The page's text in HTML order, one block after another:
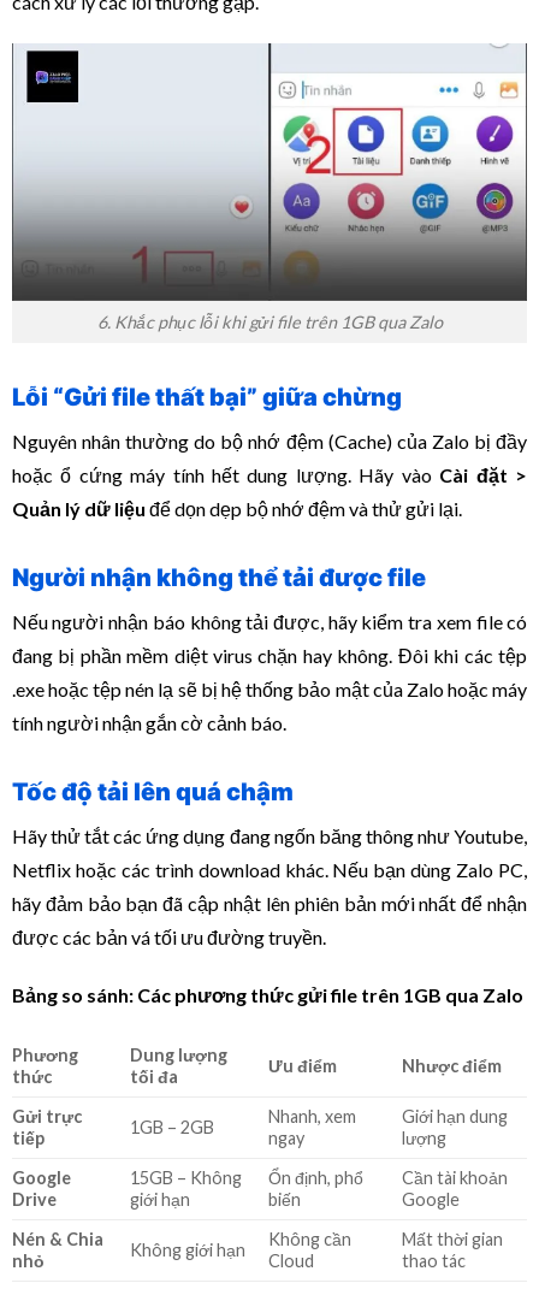
6. Khắc phục lỗi khi gửi file trên 1GB qua Zalo
Lỗi “Gửi file thất bại” giữa chừng
Nguyên nhân thường do bộ nhớ đệm (Cache) của Zalo bị đầy
hoặc ổ cứng máy tính hết dung lượng. Hãy vào Cài đặt >
Quản lý dữ liệu để dọn dẹp bộ nhớ đệm và thử gửi lại.
Người nhận không thể tải được file
Nếu người nhận báo không tải được, hãy kiểm tra xem file có
đang bị phần mềm diệt virus chặn hay không. Đôi khi các tệp
.exehoặc tệp nén lạ sẽ bị hệ thống bảo mật của Zalo hoặc máy
tính người nhận gắn cờ cảnh báo.
Tốc độ tải lên quá chậm
Hãy thử tắt các ứng dụng đang ngốn băng thông như Youtube,
Netflix hoặc các trình download khác. Nếu bạn dùng Zalo PC,
hãy đảm bảo bạn đã cập nhật lên phiên bản mới nhất để nhận
được các bản vá tối ưu đường truyền.
Bảng so sánh: Các phương thức gửi file trên 1GB qua Zalo
Phương
thức
Dung lượng
tối đa
Ưu điểm Nhược điểm
Gửi trực
tiếp
1GB – 2GB
Nhanh, xem
ngay
Giới hạn dung
lượng
Google
Drive
15GB – Không
giới hạn
Ổn định, phổ
biến
Cần tài khoản
Google
Nén & Chia
nhỏ
Không giới hạn
Không cần
Cloud
Mất thời gian
thao tác